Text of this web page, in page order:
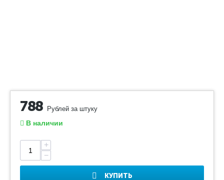
788 Рублей за штуку
В наличии
+
−
КУПИТЬ